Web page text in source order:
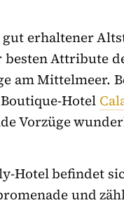
gut erhaltener
besten Attribute
am Mittelmeer.
Hotel
Vorzüge
Hotel befindet
und